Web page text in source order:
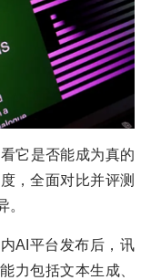
它是否能成为真的
，全面对比并评测
。
AI平台发布后，讯
力包括文本生成、